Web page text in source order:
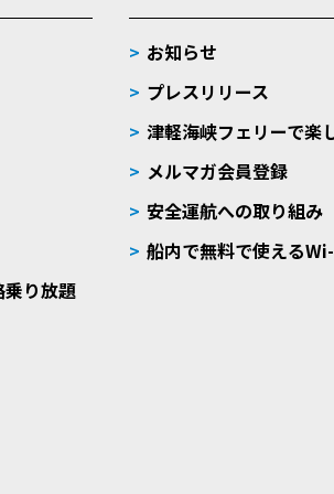
り放題
お知らせ
プレスリリース
津軽海峡フェリーで楽
メルマガ会員登録
安全運航への取り組み
船内で無料で使える